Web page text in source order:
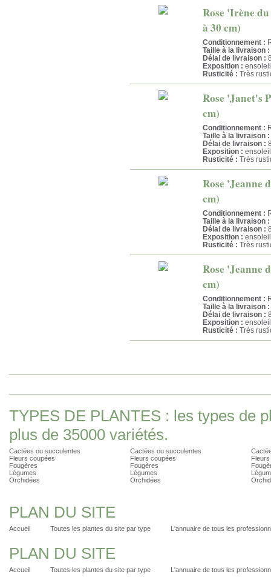
Rose 'Irène
à 30 cm)
Conditionnement :
Taille à la livraison :
Délai de livraison :
Exposition :
Rusticité : Très
Rose 'Janet's
cm)
Conditionnement :
Taille à la livraison :
Délai de livraison :
Exposition :
Rusticité : Très
Rose 'Jeanne
cm)
Conditionnement :
Taille à la livraison :
Délai de livraison :
Exposition :
Rusticité : Très
Rose 'Jeanne
cm)
Conditionnement :
Taille à la livraison :
Délai de livraison :
Exposition :
Rusticité : Très
TYPES DE PLANTES : les types de
plus de 35000 variétés.
Cactées ou succulentes
Fleurs coupées
Fougères
Légumes
Orchidées
Cactées ou succulentes
Fleurs coupées
Fougères
Légumes
Orchidées
PLAN DU SITE
Accueil Toutes les plantes du site par type L'annuaire de tous les
PLAN DU SITE
Accueil Toutes les plantes du site par type L'annuaire de tous les